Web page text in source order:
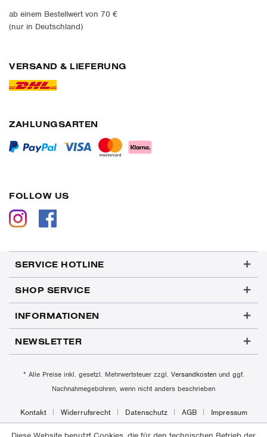
ab einem Bestellwert von 70 €
(nur in Deutschland)
VERSAND & LIEFERUNG
ZAHLUNGSARTEN
FOLLOW US
SERVICE HOTLINE
SHOP SERVICE
INFORMATIONEN
NEWSLETTER
* Alle Preise inkl. gesetzl. Mehrwertsteuer zzgl. Versandkostenund ggf.
Nachnahmegebühren, wenn nicht anders beschrieben
Kontakt Widerrufsrecht Datenschutz AGB Impressum